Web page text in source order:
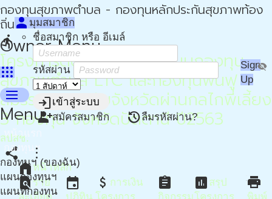
กองทุนสุขภาพตำบล - กองทุนหลักประกันสุขภาพท้อง
ถิ่น - กปท
Owner Menu
apps
person มุมสมาชิก
ชื่อสมาชิก หรือ อีเมล์
รหัสผ่าน visibility_off
loginเข้าสู่ระบบ
person_addสมัครสมาชิก restoreลืมรหัสผ่าน?
Sign
Up
menu
Menu
หน้าแรก
กองทุนฯ
กองทุนฯ (ของฉัน)
แผนกองทุนฯ
แผนที่กองทุน
directions_run
โครงการติดตามและสนับสนุนกองทุน
สุขภาพตำบล LTC และกองทุนฟื้นฟู
สมรรถภาพระดับจังหวัดผ่านกลไกพี่เลี้ยง
3 กองทุน จังหวัดปัตตานี ปี2563
สปสช.
share
more_vert
homeหน้าหลัก
find_in_pageราย
event attach_money การเงิน
assignment assessment สรุป
print